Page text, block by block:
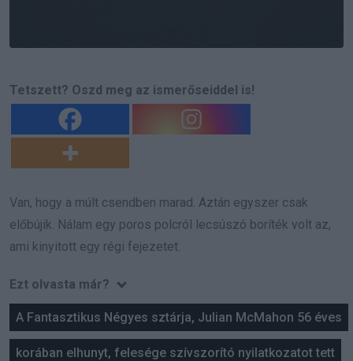
Tetszett? Oszd meg az ismerőseiddel is!
Van, hogy a múlt csendben marad. Aztán egyszer csak
előbújik. Nálam egy poros polcról lecsúszó boríték volt az,
ami kinyitott egy régi fejezetet.
Ezt olvasta már?
A Fantasztikus Négyes sztárja, Julian McMahon 56 éves
korában elhunyt, felesége szívszorító nyilatkozatot tett